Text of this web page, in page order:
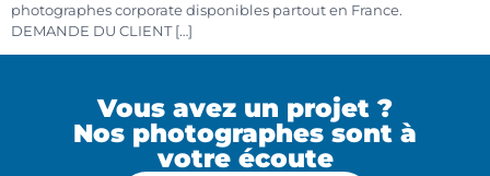
photographes corporate disponibles partout en France.
DEMANDE DU CLIENT […]
Vous avez un projet ?
Nos photographes sont à
votre écoute